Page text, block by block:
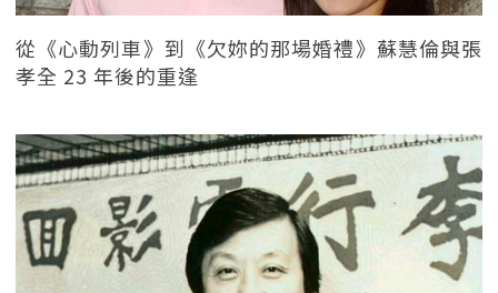
從《心動列車》到《欠妳的那場婚禮》蘇慧倫與張
孝全 23 年後的重逢